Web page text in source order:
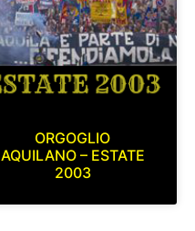
ORGOGLIO
AQUILANO – ESTATE
2003